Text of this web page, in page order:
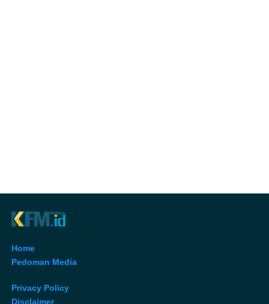
Home
Pedoman Media
Privacy Policy
Disclaimer